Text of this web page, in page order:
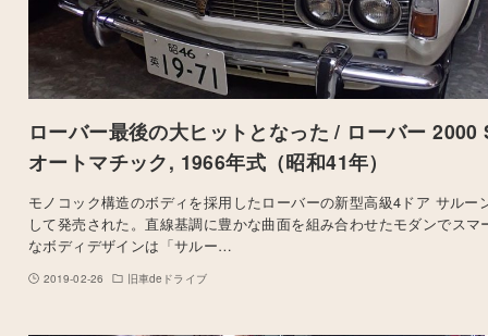
ローバー最後の大ヒットとなった / ローバー 2000
オートマチック, 1966年式（昭和41年）
モノコック構造のボディを採用したローバーの新型高級4ドア サルー
して発売された。直線基調に豊かな曲面を組み合わせたモダンでスマ
なボディデザインは「サルー…
2019-02-26 旧車deドライブ